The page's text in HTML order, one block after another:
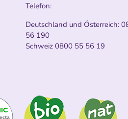
Telefon:
Deutschland und Österreich:
56 190
Schweiz 0800 55 56 19